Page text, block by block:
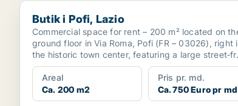
Butik i Pofi, Lazio
Butik i Pofi, Lazio
Commercial space for rent – 200 m² located on
ground floor in Via Roma, Pofi (FR – 03026), right
the historic town center, featuring a large
Areal
Ca. 200 m2
Pris pr. md.
Ca. 750 Euro pr md